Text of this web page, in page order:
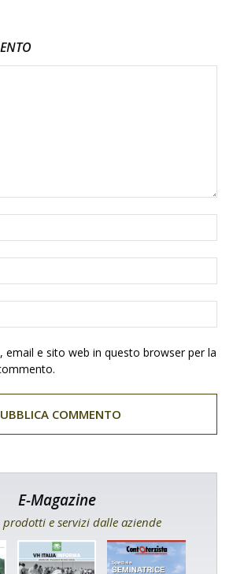
email e sito web in questo browser per la
E-Magazine
prodotti e servizi dalle aziende